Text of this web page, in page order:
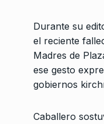
Durante su
el reciente
Madres de
ese gesto
gobiernos
Caballero